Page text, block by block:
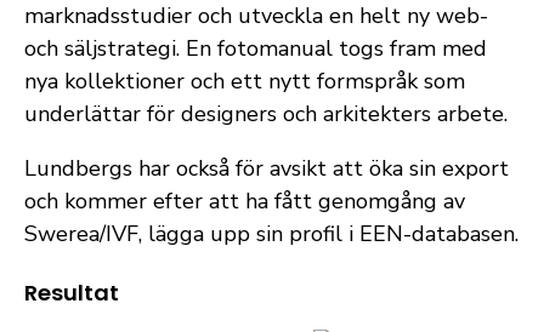
marknadsstudier och utveckla en helt ny web-
och säljstrategi. En fotomanual togs fram med
nya kollektioner och ett nytt formspråk som
underlättar för designers och arkitekters arbete.
Lundbergs har också för avsikt att öka sin export
och kommer efter att ha fått genomgång av
Swerea/IVF, lägga upp sin profil i EEN-databasen.
Resultat